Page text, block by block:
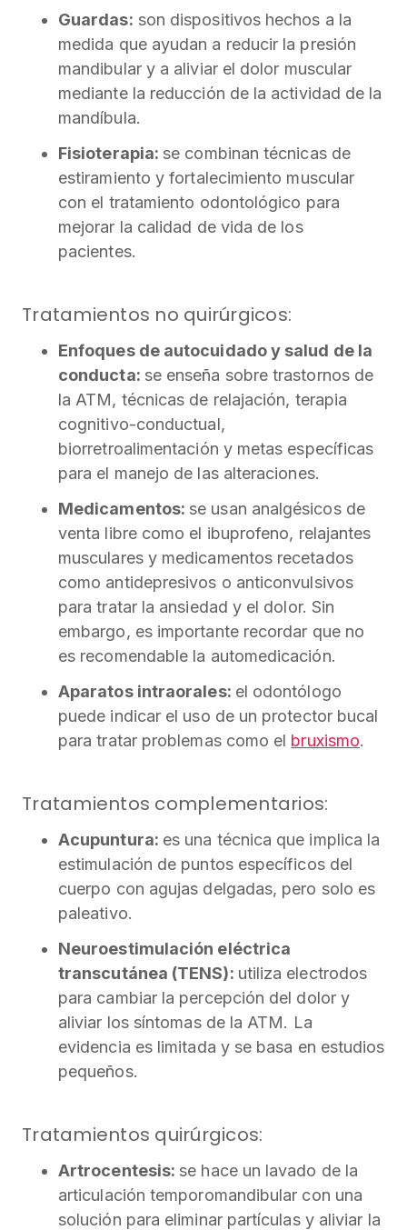
Guardas: son dispositivos hechos a la
medida que ayudan a reducir la presión
mandibular y a aliviar el dolor muscular
mediante la reducción de la actividad de la
mandíbula.
Fisioterapia: se combinan técnicas de
estiramiento y fortalecimiento muscular
con el tratamiento odontológico para
mejorar la calidad de vida de los
pacientes.
Tratamientos no quirúrgicos:
Enfoques de autocuidado y salud de la
conducta: se enseña sobre trastornos de
la ATM, técnicas de relajación, terapia
cognitivo-conductual,
biorretroalimentación y metas específicas
para el manejo de las alteraciones.
Medicamentos: se usan analgésicos de
venta libre como el ibuprofeno, relajantes
musculares y medicamentos recetados
como antidepresivos o anticonvulsivos
para tratar la ansiedad y el dolor. Sin
embargo, es importante recordar que no
es recomendable la automedicación.
Aparatos intraorales: el odontólogo
puede indicar el uso de un protector bucal
para tratar problemas como el bruxismo.
Tratamientos complementarios:
Acupuntura: es una técnica que implica la
estimulación de puntos específicos del
cuerpo con agujas delgadas, pero solo es
paleativo.
Neuroestimulación eléctrica
transcutánea (TENS): utiliza electrodos
para cambiar la percepción del dolor y
aliviar los síntomas de la ATM. La
evidencia es limitada y se basa en estudios
pequeños.
Tratamientos quirúrgicos:
Artrocentesis: se hace un lavado de la
articulación temporomandibular con una
solución para eliminar partículas y aliviar la